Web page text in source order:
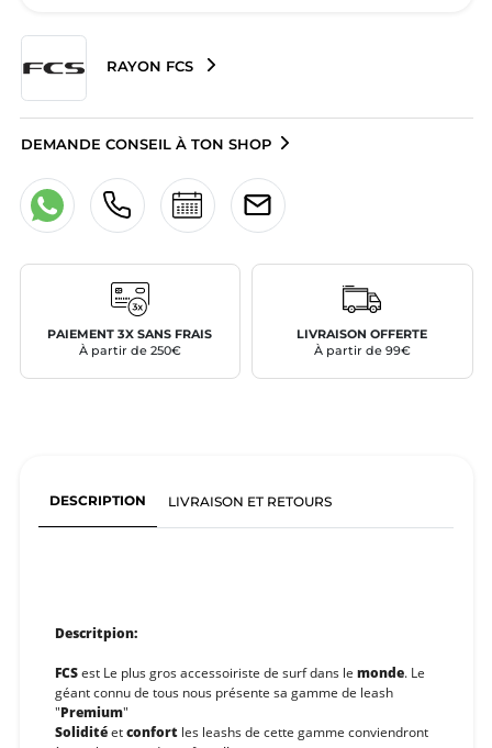
RAYON FCS
DEMANDE CONSEIL À TON SHOP
PAIEMENT 3X SANS FRAIS
À partir de 250€
LIVRAISON OFFERTE
À partir de 99€
DESCRIPTION LIVRAISON ET RETOURS
Descritpion:
FCSest Le plus gros accessoiriste de surf dans le monde. Le
géant connu de tous nous présente sa gamme de leash
"Premium"
Soliditéetconfort les leashs de cette gamme conviendront